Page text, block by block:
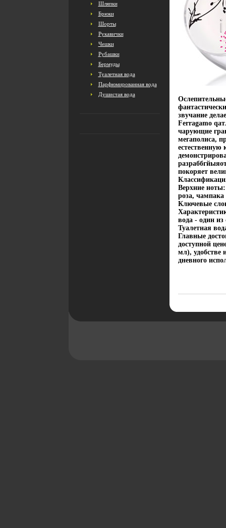
Шляпки
Брюки
Шорты
Рукавички
Чешки
Рубашки
Бермуды
Туалетная вода
Парфюмированная вода
Душистая вода
звучание
Ferragamo
чарующие
мегаполиса,
естественную
покоряет
Верхние
роза,
Ключевые
вода - один
Туалетная
Главные
доступной
мл), удобстве
дневного